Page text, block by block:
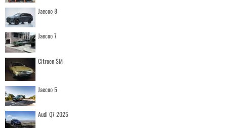
Jaecoo 8
Jaecoo 7
Citroen SM
Jaecoo 5
Audi Q7 2025